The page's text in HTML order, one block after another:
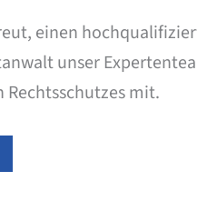
einen
unser
Rechtsschutzes mit.